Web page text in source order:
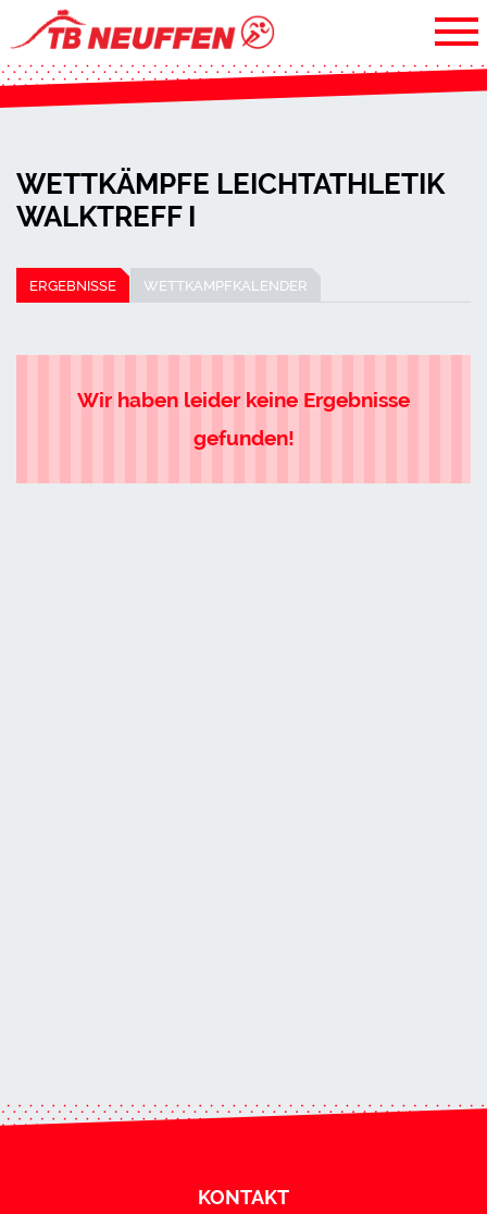
WETTKÄMPFE LEICHTATHLETIK
WALKTREFF I
ERGEBNISSE WETTKAMPFKALENDER
Wir haben leider keine Ergebnisse
gefunden!
KONTAKT